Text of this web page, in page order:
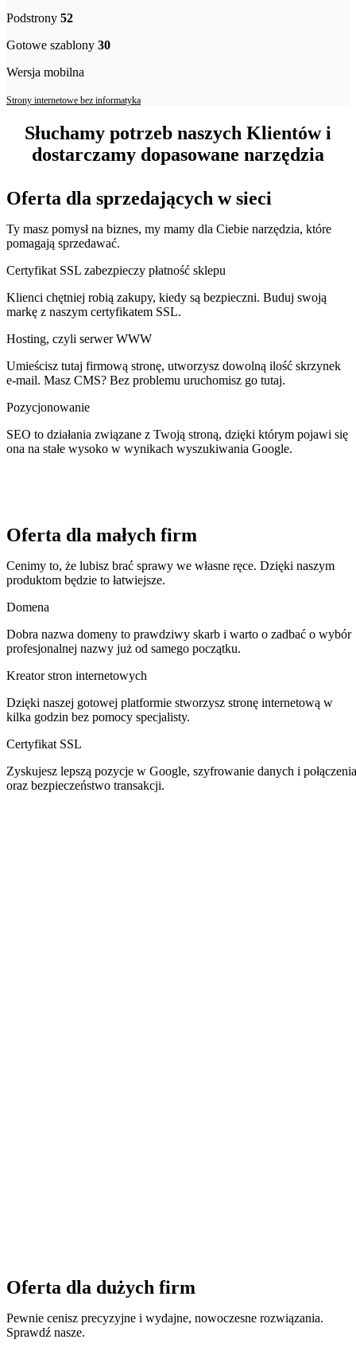
Podstrony 52
Gotowe szablony 30
Wersja mobilna
Strony internetowe bez informatyka
Słuchamy potrzeb naszych Klientów i
dostarczamy dopasowane narzędzia
Oferta dla sprzedających w sieci
Ty masz pomysł na biznes, my mamy dla Ciebie narzędzia, które
pomagają sprzedawać.
Certyfikat SSL zabezpieczy płatność sklepu
Klienci chętniej robią zakupy, kiedy są bezpieczni. Buduj swoją
markę z naszym certyfikatem SSL.
Hosting, czyli serwer WWW
Umieścisz tutaj firmową stronę, utworzysz dowolną ilość skrzynek
e-mail. Masz CMS? Bez problemu uruchomisz go tutaj.
Pozycjonowanie
SEO to działania związane z Twoją stroną, dzięki którym pojawi się
ona na stałe wysoko w wynikach wyszukiwania Google.
Oferta dla małych firm
Cenimy to, że lubisz brać sprawy we własne ręce. Dzięki naszym
produktom będzie to łatwiejsze.
Domena
Dobra nazwa domeny to prawdziwy skarb i warto o zadbać o wybór
profesjonalnej nazwy już od samego początku.
Kreator stron internetowych
Dzięki naszej gotowej platformie stworzysz stronę internetową w
kilka godzin bez pomocy specjalisty.
Certyfikat SSL
Zyskujesz lepszą pozycje w Google, szyfrowanie danych i połączenia
oraz bezpieczeństwo transakcji.
Oferta dla dużych firm
Pewnie cenisz precyzyjne i wydajne, nowoczesne rozwiązania.
Sprawdź nasze.